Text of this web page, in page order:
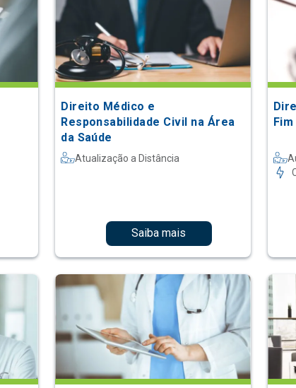
Direito Médico e
Responsabilidade Civil na Área
da Saúde
Atualização a Distância
Saiba mais